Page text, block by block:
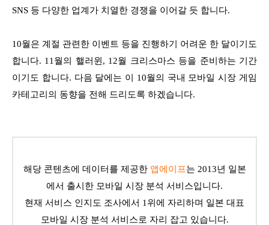
SNS 등 다양한 업계가 치열한 경쟁을 이어갈 듯 합니다.
10월은 계절 관련한 이벤트 등을 진행하기 어려운 한 달이기도
합니다. 11월의 핼러윈, 12월 크리스마스 등을 준비하는 기간
이기도 합니다. 다음 달에는 이 10월의 국내 모바일 시장 게임
카테고리의 동향을 전해 드리도록 하겠습니다.
해당 콘텐츠에 데이터를 제공한 앱에이프는 2013년 일본
에서 출시한 모바일 시장 분석 서비스입니다.
현재 서비스 인지도 조사에서 1위에 자리하며 일본 대표
모바일 시장 분석 서비스로 자리 잡고 있습니다.